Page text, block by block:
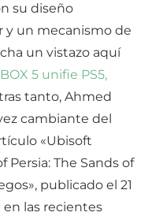
su diseño
y un mecanismo de
un vistazo aquí
5 unifie PS5,
tanto, Ahmed
cambiante del
«Ubisoft
Persia: The Sands of
publicado el 21
en las recientes